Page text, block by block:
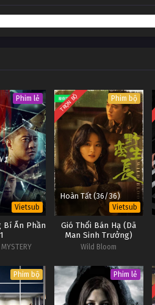
Phim lẻ
Vietsub
Bí Ẩn Phần
1
TRỌN BỘ Phim bộ
Hoàn Tất (36/36)
Vietsub
Gió Thổi Bán Hạ (Dã
Man Sinh Trưởng)
Wild Bloom
Phim bộ Phim lẻ